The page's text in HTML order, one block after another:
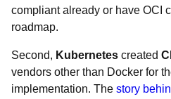
compliant already or have OCI
roadmap.
Second, Kubernetes created
vendors other than Docker for
implementation. The story